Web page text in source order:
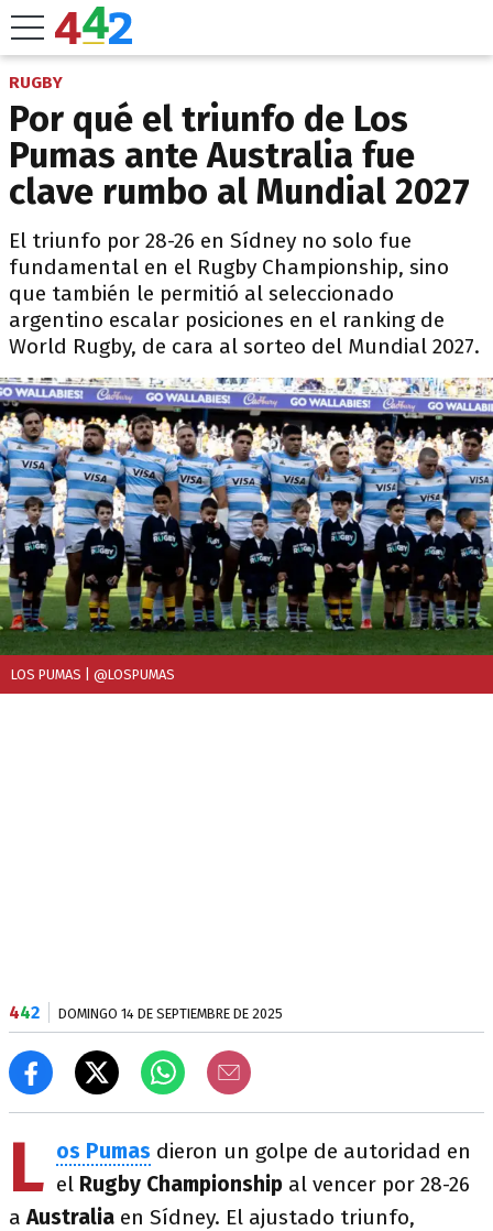
RUGBY
Por qué el triunfo de Los
Pumas ante Australia fue
clave rumbo al Mundial 2027
El triunfo por 28-26 en Sídney no solo fue
fundamental en el Rugby Championship, sino
que también le permitió al seleccionado
argentino escalar posiciones en el ranking de
World Rugby, de cara al sorteo del Mundial 2027.
LOS PUMAS | @LOSPUMAS
442 DOMINGO 14 DE SEPTIEMBRE DE 2025
L os Pumas dieron un golpe de autoridad en
el Rugby Championship al vencer por 28-26
a Australia en Sídney. El ajustado triunfo,